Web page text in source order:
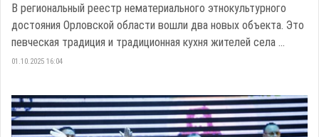
В региональный реестр нематериального этнокультурного
достояния Орловской области вошли два новых объекта. Это
певческая традиция и традиционная кухня жителей села ...
01.10.2025 16:04